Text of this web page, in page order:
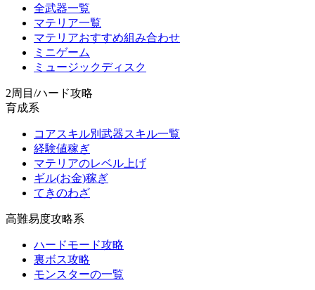
全武器一覧
マテリア一覧
マテリアおすすめ組み合わせ
ミニゲーム
ミュージックディスク
2周目/ハード攻略
育成系
コアスキル別武器スキル一覧
経験値稼ぎ
マテリアのレベル上げ
ギル(お金)稼ぎ
てきのわざ
高難易度攻略系
ハードモード攻略
裏ボス攻略
モンスターの一覧